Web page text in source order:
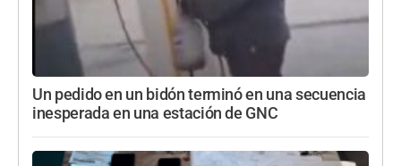
Un pedido en un bidón terminó en una secuencia
inesperada en una estación de GNC